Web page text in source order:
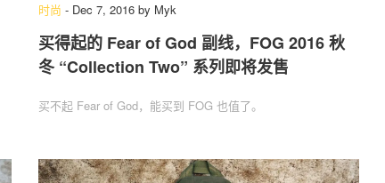
时尚 - Dec 7, 2016 by Myk
买得起的 Fear of God 副线，FOG 2016 秋
冬 “Collection Two” 系列即将发售
买不起 Fear of God，能买到 FOG 也值了。